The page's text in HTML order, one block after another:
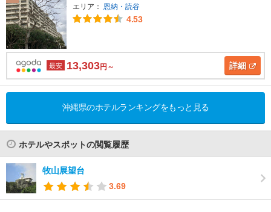
エリア： 恩納・読谷
4.53
最安 13,303円～ 詳細
沖縄県のホテルランキングをもっと見る
ホテルやスポットの閲覧履歴
牧山展望台
3.69